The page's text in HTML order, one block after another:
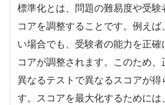
標準化とは、問題の難易度や受験
コアを調整することです。例え
い場合でも、受験者の能力を正確
コアが調整されます。このため、
異なるテストで異なるスコアが得
す。スコアを最大化するために